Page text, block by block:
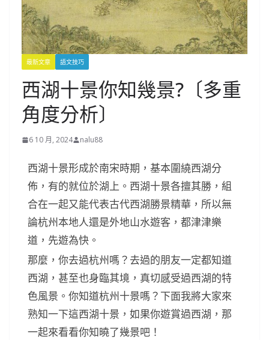
最新文章 語文技巧
西湖十景你知幾景?〔多重
角度分析〕
6 10 月, 2024 nalu88
西湖十景形成於南宋時期，基本圍繞西湖分
佈，有的就位於湖上。西湖十景各擅其勝，組
合在一起又能代表古代西湖勝景精華，所以無
論杭州本地人還是外地山水遊客，都津津樂
道，先遊為快。
那麼，你去過杭州嗎？去過的朋友一定都知道
西湖，甚至也身臨其境，真切感受過西湖的特
色風景。你知道杭州十景嗎？下面我將大家來
熟知一下這西湖十景，如果你遊賞過西湖，那
一起來看看你知曉了幾景吧！